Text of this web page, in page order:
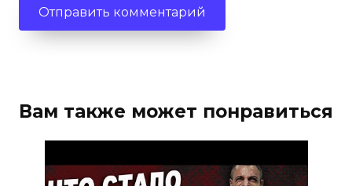
Вам также может понравиться